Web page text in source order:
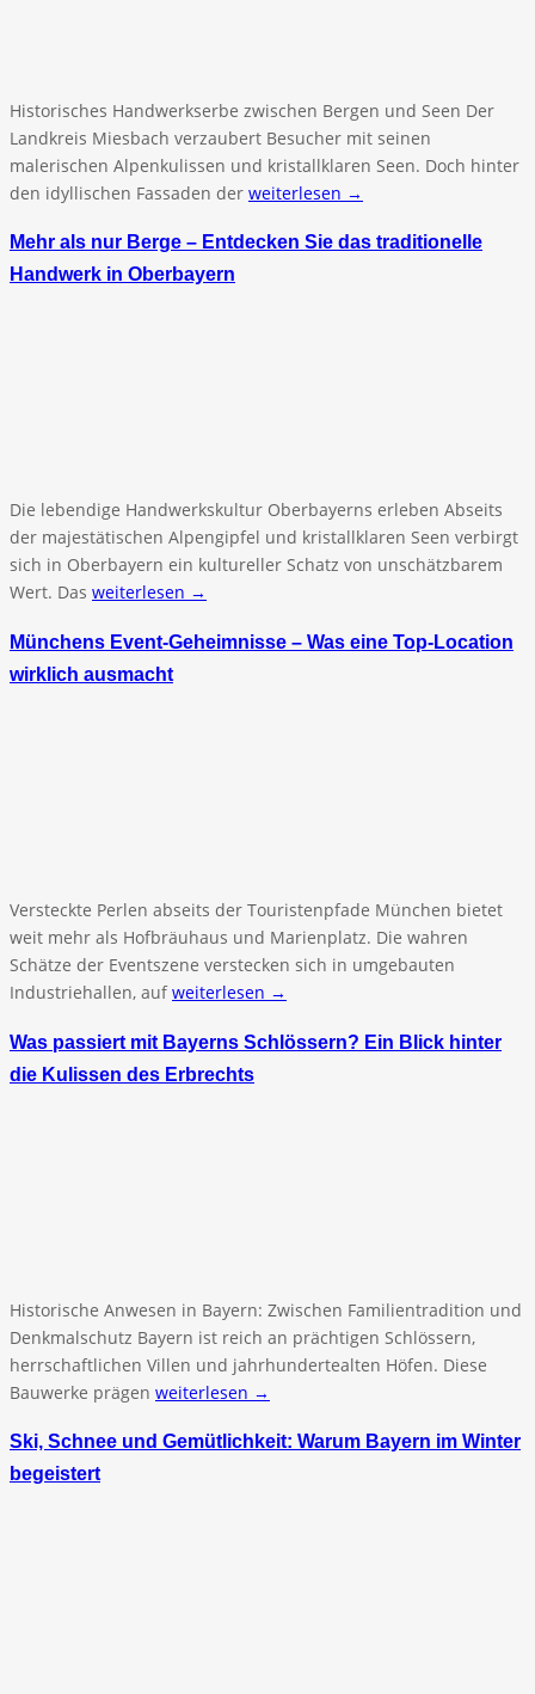
Historisches Handwerkserbe zwischen Bergen und Seen Der
Landkreis Miesbach verzaubert Besucher mit seinen
malerischen Alpenkulissen und kristallklaren Seen. Doch hinter
den idyllischen Fassaden der weiterlesen →
Mehr als nur Berge – Entdecken Sie das traditionelle
Handwerk in Oberbayern
Die lebendige Handwerkskultur Oberbayerns erleben Abseits
der majestätischen Alpengipfel und kristallklaren Seen verbirgt
sich in Oberbayern ein kultureller Schatz von unschätzbarem
Wert. Das weiterlesen →
Münchens Event-Geheimnisse – Was eine Top-Location
wirklich ausmacht
Versteckte Perlen abseits der Touristenpfade München bietet
weit mehr als Hofbräuhaus und Marienplatz. Die wahren
Schätze der Eventszene verstecken sich in umgebauten
Industriehallen, aufweiterlesen →
Was passiert mit Bayerns Schlössern? Ein Blick hinter
die Kulissen des Erbrechts
Historische Anwesen in Bayern: Zwischen Familientradition und
Denkmalschutz Bayern ist reich an prächtigen Schlössern,
herrschaftlichen Villen und jahrhundertealten Höfen. Diese
Bauwerke prägen weiterlesen →
Ski, Schnee und Gemütlichkeit: Warum Bayern im Winter
begeistert